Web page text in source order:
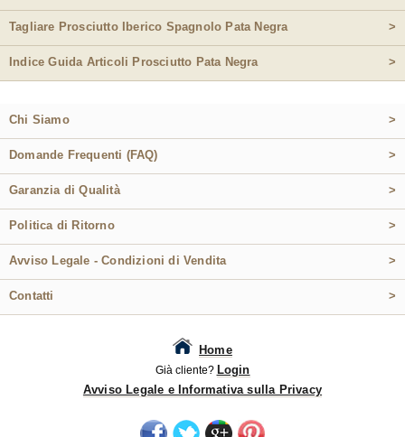
Tagliare Prosciutto Iberico Spagnolo Pata Negra >
Indice Guida Articoli Prosciutto Pata Negra >
Chi Siamo >
Domande Frequenti (FAQ) >
Garanzia di Qualità >
Politica di Ritorno >
Avviso Legale - Condizioni di Vendita >
Contatti >
Home
Già cliente? Login
Avviso Legale e Informativa sulla Privacy